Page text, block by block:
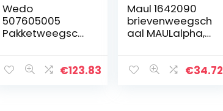
Wedo
507605005
Pakketweegsch
Plus incl.
€123.83
Maul 1642090
brievenweegsch
aal MAULalpha,
draagkracht
€34.72